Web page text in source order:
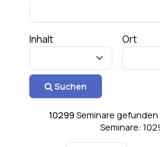
Inhalt Ort
Suchen
10299 Seminare
Seminare: